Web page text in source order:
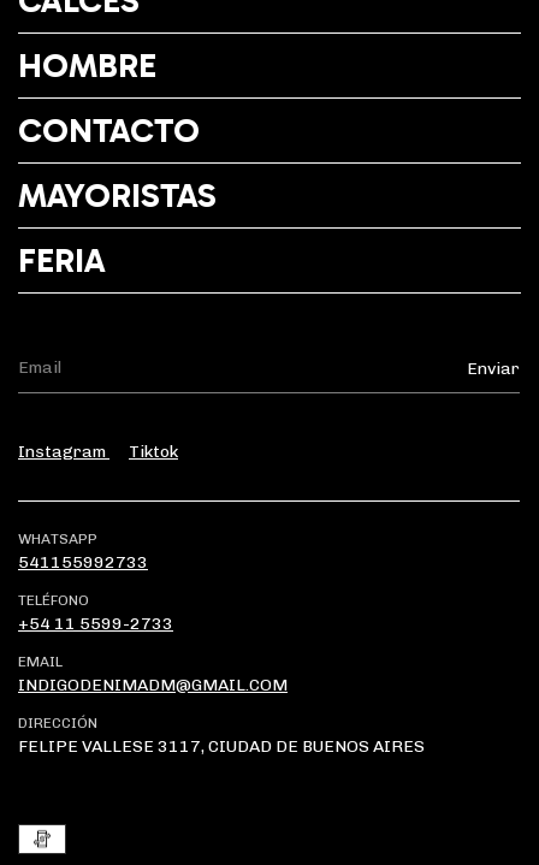
HOMBRE
CONTACTO
MAYORISTAS
FERIA
Instagram Tiktok
WHATSAPP
541155992733
TELÉFONO
+54 11 5599-2733
EMAIL
INDIGODENIMADM@GMAIL.COM
DIRECCIÓN
FELIPE VALLESE 3117, CIUDAD DE BUENOS AIRES